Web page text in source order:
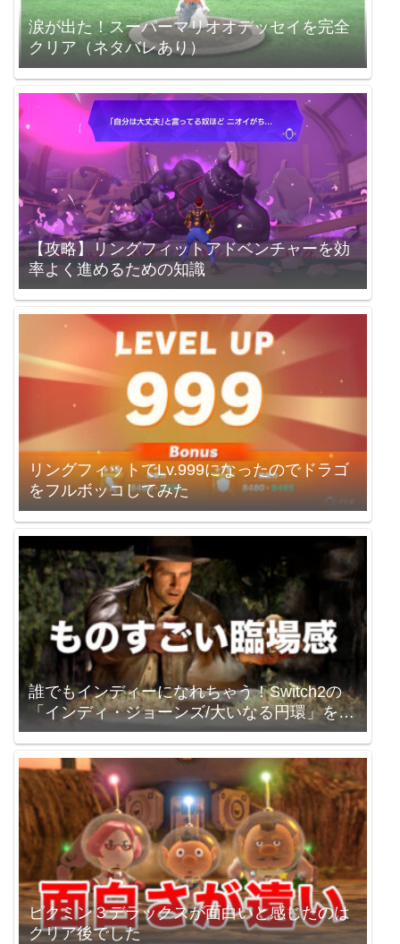
涙が出た！スーパーマリオオデッセイを完全
クリア（ネタバレあり）
【攻略】リングフィットアドベンチャーを効
率よく進めるための知識
リングフィットでLv.999になったのでドラゴ
をフルボッコしてみた
誰でもインディーになれちゃう！Switch2の
「インディ・ジョーンズ/大いなる円環」を買
いました。
ピクミン３デラックスが面白いと感じたのは
クリア後でした